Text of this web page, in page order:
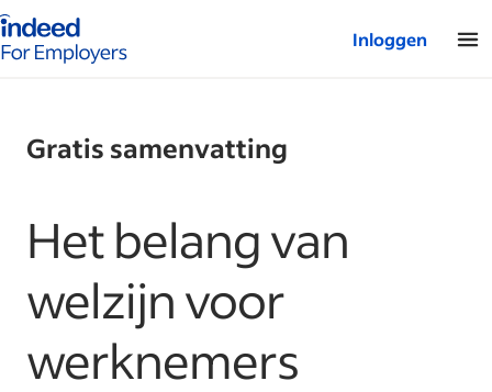
van Indeed - Voor werkgevers
Inloggen
Gratis samenvatting
Het belang van
welzijn voor
werknemers